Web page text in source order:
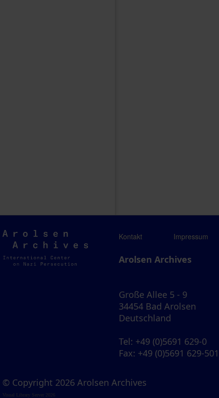
Arolsen
Archives
Kontakt Impressum
Arolsen Archives
Große Allee 5 - 9
34454 Bad Arolsen
Deutschland
Tel: +49 (0)5691 629-0
Fax: +49 (0)5691 629-501
© Copyright 2026 Arolsen Archives
Visual Library Server 2026